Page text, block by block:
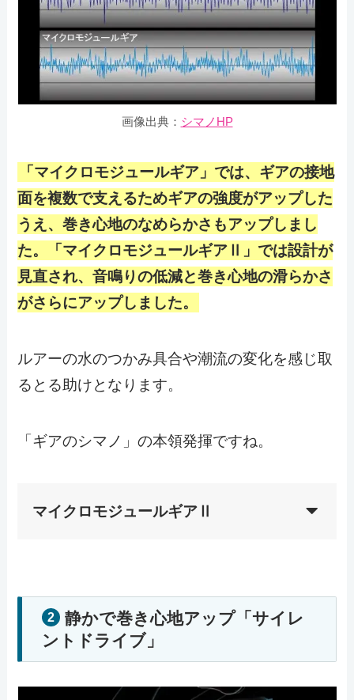
画像出典： シマノHP
「マイクロモジュールギア」では、ギアの接地
面を複数で支えるためギアの強度がアップした
うえ、巻き心地のなめらかさもアップしまし
た。「マイクロモジュールギアⅡ」では設計が
見直され、音鳴りの低減と巻き心地の滑らかさ
がさらにアップしました。
ルアーの水のつかみ具合や潮流の変化を感じ取
るとる助けとなります。
「ギアのシマノ」の本領発揮ですね。
マイクロモジュールギアⅡ
2
静かで巻き心地アップ「サイレ
ントドライブ」